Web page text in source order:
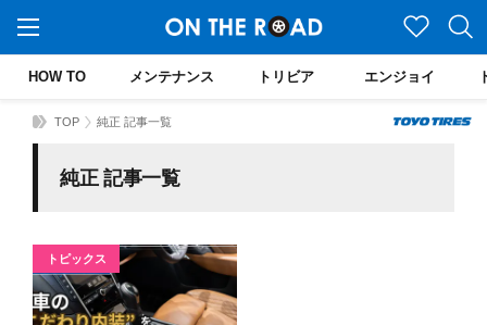
HOW TO メンテナンス トリビア エンジョイ
TOP 純正 記事一覧
純正 記事一覧
トピックス